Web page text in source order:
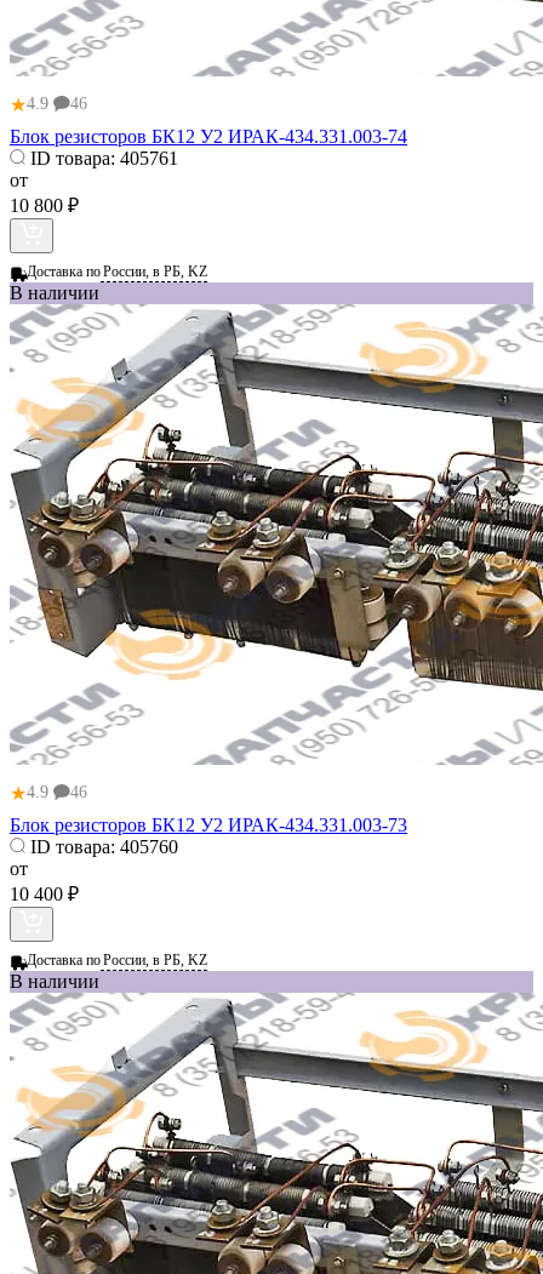
★4.9 46
Блок резисторов БК12 У2 ИРАК-434.331.003-74
ID товара: 405761
от
10 800 ₽
Доставка поРоссии, в РБ, KZ
В наличии
★4.9 46
Блок резисторов БК12 У2 ИРАК-434.331.003-73
ID товара: 405760
от
10 400 ₽
Доставка поРоссии, в РБ, KZ
В наличии